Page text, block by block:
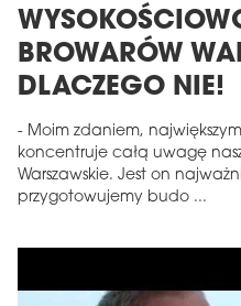
BROWARÓW
DLACZEGO NIE!
- Moim zdaniem,
koncentruje całą uwagę
Warszawskie. Jest on
przygotowujemy budo ...